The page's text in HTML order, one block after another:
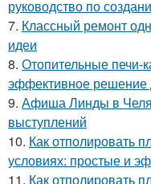
руководство по
7. Классный ремонт
идеи
8. Отопительные печи-
эффективное решение
9. Афиша Линды в
выступлений
10. Как отполировать
условиях: простые и
11. Как отполировать